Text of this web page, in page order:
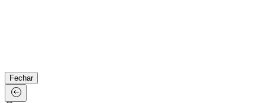
Fechar